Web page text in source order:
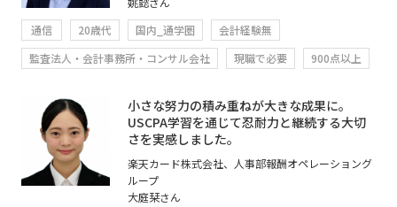
通信
20歳代 国内_通学圏
会計経験無
監査法人・会計事務所・コンサル会社
現職で必要 900点以上
小さな努力の積み重ねが大きな成果に。
USCPA学習を通じて忍耐力と継続する大切
さを実感しました。
楽天カード株式会社、人事部報酬オペレーショング
ループ
大庭栞さん